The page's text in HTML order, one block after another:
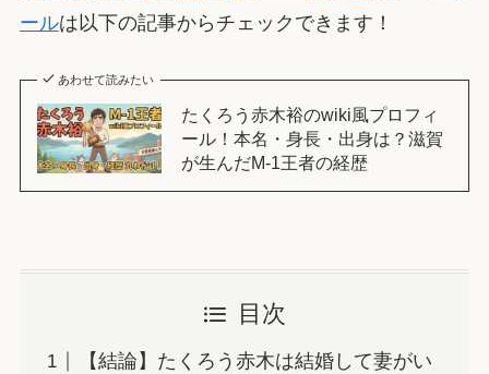
ールは以下の記事からチェックできます！
あわせて読みたい
たくろう赤木裕のwiki風プロフィ
ール！本名・身長・出身は？滋賀
が生んだM-1王者の経歴
目次
【結論】たくろう赤木は結婚して妻がい